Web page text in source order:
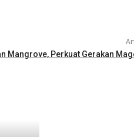
Mangrove, Perkuat Gerakan